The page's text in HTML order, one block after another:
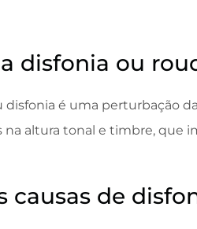
disfonia ou
disfonia é uma perturbação
na altura tonal e timbre, que
causas de